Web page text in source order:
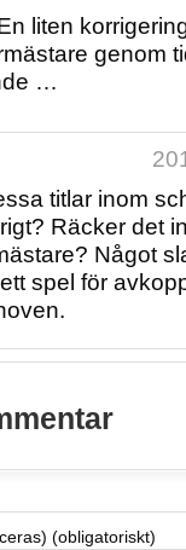
liten
genom
…
titlar inom
Räcker det
Något
spel för
(obligatoriskt)